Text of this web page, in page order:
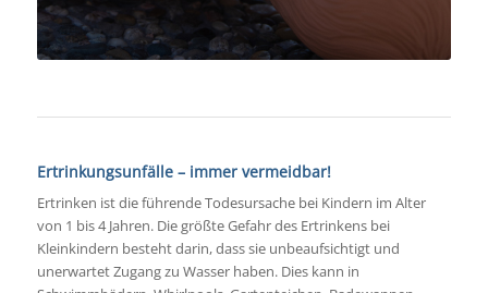
Ertrinkungsunfälle – immer vermeidbar!
Ertrinken ist die führende Todesursache bei Kindern im Alter
von 1 bis 4 Jahren. Die größte Gefahr des Ertrinkens bei
Kleinkindern besteht darin, dass sie unbeaufsichtigt und
unerwartet Zugang zu Wasser haben. Dies kann in